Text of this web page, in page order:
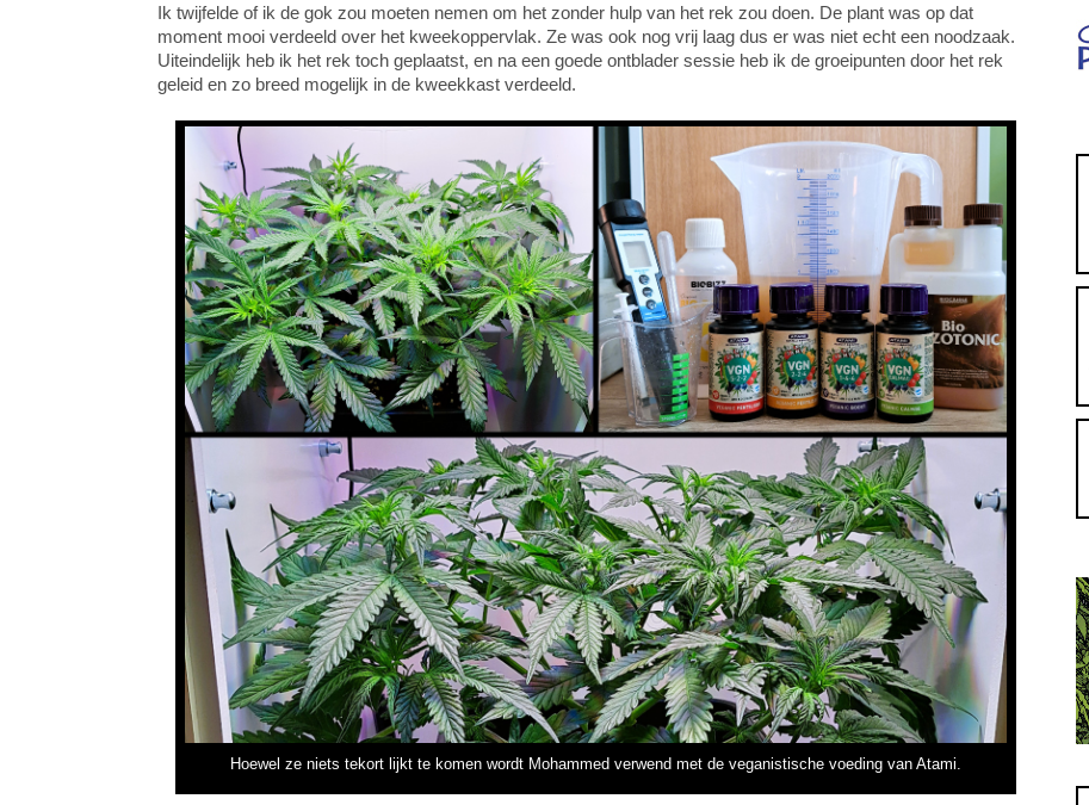
Ik twijfelde of ik de gok zou moeten nemen om het zonder hulp van het rek zou doen. De plant was op dat
moment mooi verdeeld over het kweekoppervlak. Ze was ook nog vrij laag dus er was niet echt een noodzaak.
Uiteindelijk heb ik het rek toch geplaatst, en na een goede ontblader sessie heb ik de groeipunten door het rek
geleid en zo breed mogelijk in de kweekkast verdeeld.
Hoewel ze niets tekort lijkt te komen wordt Mohammed verwend met de veganistische voeding van Atami.